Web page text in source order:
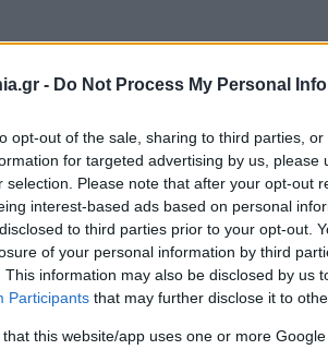
- Do Not Process My Personal
opt-out of the sale, sharing to third parties,
for targeted advertising by us, please
selection. Please note that after your opt-out
interest-based ads based on personal
to third parties prior to your opt-out.
of your personal information by third
This information may also be disclosed by us
Participants that may further disclose it to
that this website/app uses one or more
Οι αστυνομικές αρχές
Κάνε κλικ